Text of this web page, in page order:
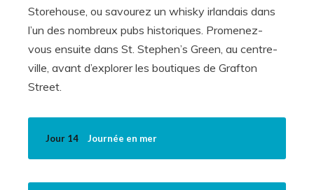
Storehouse, ou savourez un whisky irlandais dans
l’un des nombreux pubs historiques. Promenez-
vous ensuite dans St. Stephen’s Green, au centre-
ville, avant d’explorer les boutiques de Grafton
Street.
Jour 14 Journée en mer